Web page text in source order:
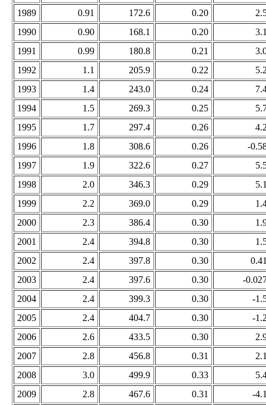
1989
0.91 172.6 0.20
1990
0.90 168.1 0.20
1991
0.99 180.8 0.21
1992
1.1 205.9 0.22
1993
1.4 243.0 0.24
1994
1.5 269.3 0.25
1995
1.7 297.4 0.26
1996
1.8 308.6 0.26
-
1997
1.9 322.6 0.27
1998
2.0 346.3 0.29
1999
2.2 369.0 0.29
2000
2.3 386.4 0.30
2001
2.4 394.8 0.30
2002
2.4 397.8 0.30
2003
2.4 397.6 0.30
-
2004
2.4 399.3 0.30
-
2005
2.4 404.7 0.30
-
2006
2.6 433.5 0.30
2007
2.8 456.8 0.31
2008
3.0 499.9 0.33
2009
2.8 467.6 0.31 -